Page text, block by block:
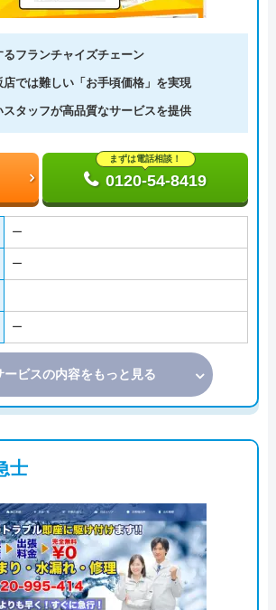
るフランチャイズチェーン
店では難しい「お手頃価格」を実現
スタッフが高品質なサービスを提供
まずは電話相談！
0120-54-8419
ー
ー
ー
ービスの内容をもっと見る
士